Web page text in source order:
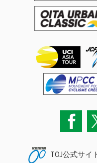
TOJ公式サイ